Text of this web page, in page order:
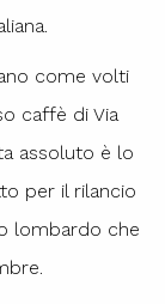
come volti
caffè di Via
assoluto è lo
per il rilancio
lombardo che